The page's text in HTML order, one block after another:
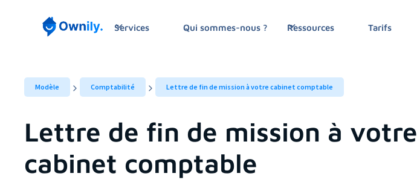
Services Qui sommes-nous ? Ressources Tarifs
Modèle Comptabilité Lettre de fin de mission à votre cabinet comptable
Lettre de fin de mission à votre
cabinet comptable